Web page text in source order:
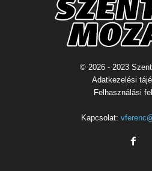
© 2026 - 2023
Adatkezelési
Felhasználási
Kapcsolat: